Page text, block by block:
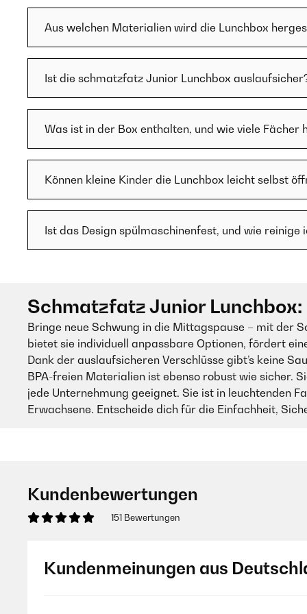
Aus welchen Materialien wird die Lunchbox
Ist die schmatzfatz Junior Lunchbox
Was ist in der Box enthalten, und wie viele Fächer
Können kleine Kinder die Lunchbox leicht selbst
Ist das Design spülmaschinenfest, und wie reinige
Schmatzfatz Junior
Bringe neue Schwung in die Mittagspause – mit der
bietet sie individuell anpassbare Optionen, fördert
Dank der auslaufsicheren Verschlüsse gibt’s keine
BPA-freien Materialien ist ebenso robust wie sicher.
jede Unternehmung geeignet. Sie ist in leuchtenden
Erwachsene. Entscheide dich für die Einfachheit,
Kundenbewertungen
151 Bewertungen
Kundenmeinungen aus